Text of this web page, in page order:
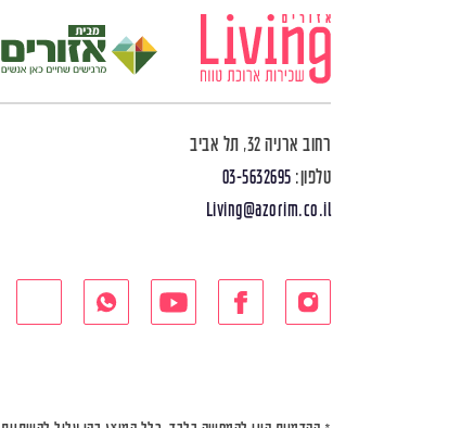
רחוב ארניה 32, תל אביב
טלפון: 03-5632695
Living@azorim.co.il